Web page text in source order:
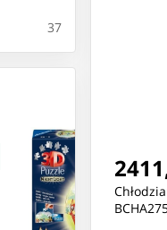
37
Nowość